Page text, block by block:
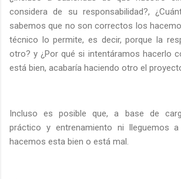
considera de su responsabilidad?,
sabemos que no son correctos los
técnico lo permite, es decir, porque la
otro? y ¿Por qué si intentáramos hacerlo
está bien, acabaría haciendo otro el
Incluso es posible que, a base de
práctico y entrenamiento ni lleguemos
hacemos esta bien o está mal.